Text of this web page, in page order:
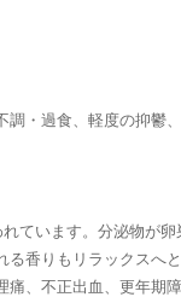
・過食、軽度の抑鬱
ています。分泌物が
香りもリラックスへと
、不正出血、更年期